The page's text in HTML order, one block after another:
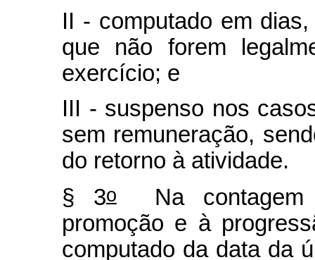
II - computado em
que não forem
exercício; e
III - suspenso nos
sem remuneração,
do retorno à atividade.
§ 3oNa contagem
promoção e à
computado da data da